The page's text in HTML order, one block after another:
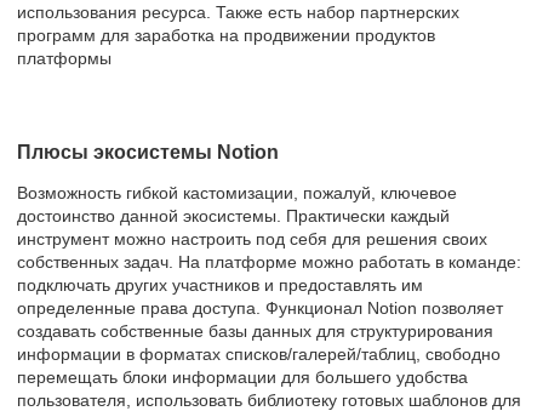
использования ресурса. Также есть набор партнерских
программ для заработка на продвижении продуктов
платформы
Плюсы экосистемы Notion
Возможность гибкой кастомизации, пожалуй, ключевое
достоинство данной экосистемы. Практически каждый
инструмент можно настроить под себя для решения своих
собственных задач. На платформе можно работать в команде:
подключать других участников и предоставлять им
определенные права доступа. Функционал Notion позволяет
создавать собственные базы данных для структурирования
информации в форматах списков/галерей/таблиц, свободно
перемещать блоки информации для большего удобства
пользователя, использовать библиотеку готовых шаблонов для